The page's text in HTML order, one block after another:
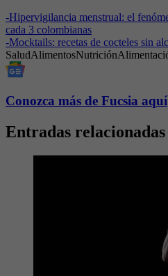
-Hipervigilancia menstrual: el
cada 3 colombianas
-Mocktails: recetas de cocteles sin
SaludAlimentosNutrición
Conozca más de Fucsia aquí
Entradas relacionadas